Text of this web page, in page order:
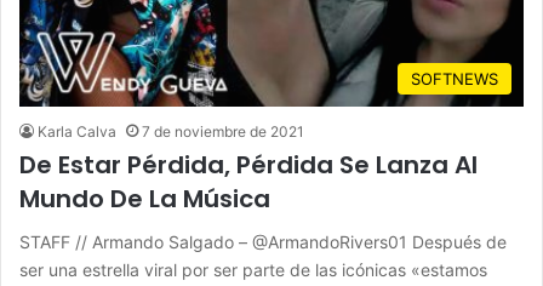
SOFTNEWS
Karla Calva 7 de noviembre de 2021
De Estar Pérdida, Pérdida Se Lanza Al
Mundo De La Música
STAFF // Armando Salgado – @ArmandoRivers01 Después de
ser una estrella viral por ser parte de las icónicas «estamos